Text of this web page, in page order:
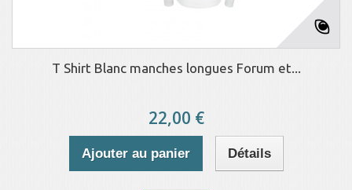
T Shirt Blanc manches longues Forum et...
22,00 €
Ajouter au panier Détails